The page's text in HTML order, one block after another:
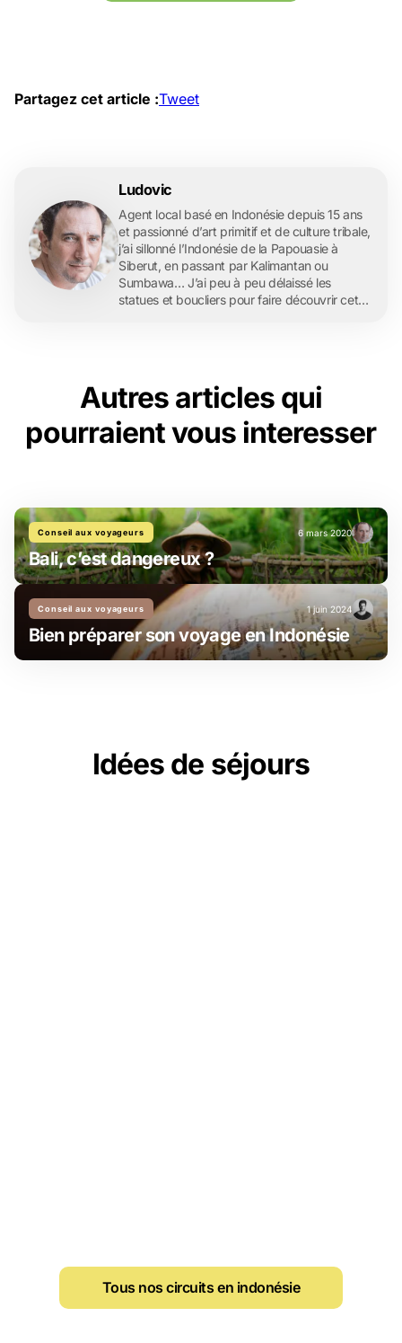
Partagez cet article :Tweet
Ludovic
Agent local basé en Indonésie depuis 15 ans
et passionné d’art primitif et de culture tribale,
j’ai sillonné l’Indonésie de la Papouasie à
Siberut, en passant par Kalimantan ou
Sumbawa… J’ai peu à peu délaissé les
statues et boucliers pour faire découvrir cet
Autres articles qui
pourraient vous interesser
Conseil aux voyageurs
Bali, c’est dangereux ?
6 mars 2020
Conseil aux voyageurs
Bien préparer son voyage en Indonésie
1 juin 2024
Idées de séjours
Tous nos circuits en indonésie